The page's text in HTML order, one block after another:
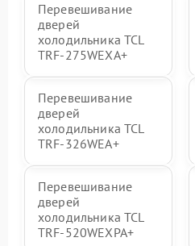
Перевешивание
дверей
холодильника TCL
TRF-275WEXA+
Перевешивание
дверей
холодильника TCL
TRF-326WEA+
Перевешивание
дверей
холодильника TCL
TRF-520WEXPA+